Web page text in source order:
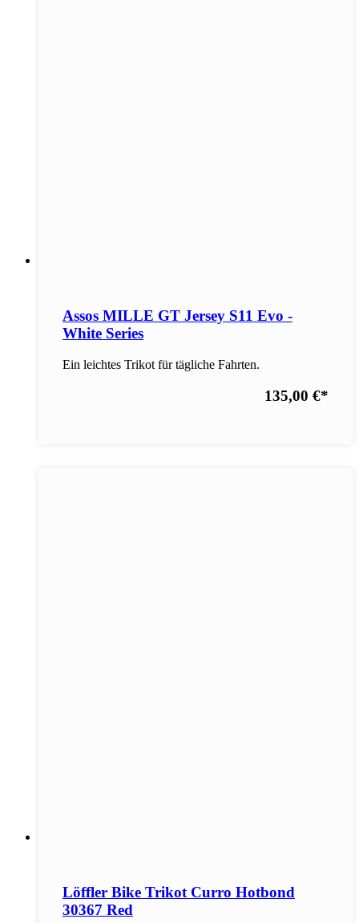
Assos MILLE GT Jersey S11 Evo -
White Series
Ein leichtes Trikot für tägliche Fahrten.
135,00 €*
Löffler Bike Trikot Curro Hotbond
30367 Red